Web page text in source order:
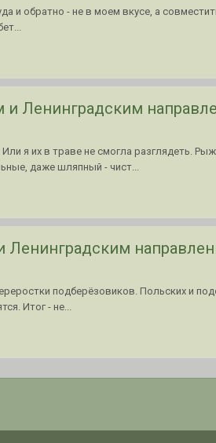
и обратно - не в моем вкусе, а
и Ленинградским
я их в траве не смогла разглядеть.
даже шляпный - чист...
Ленинградским
подберёзовиков. Польских и
Итог - не...